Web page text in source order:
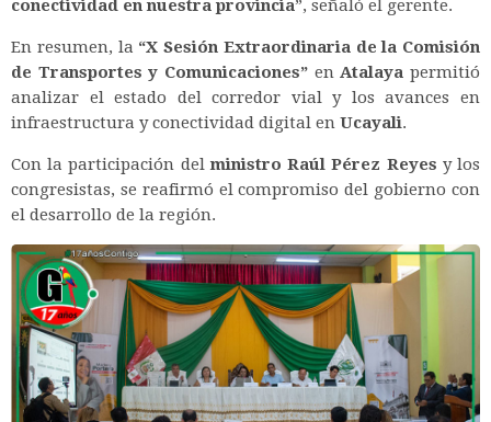
conectividad en nuestra provincia”, señaló el gerente.
En resumen, la “X Sesión Extraordinaria de la Comisión
de Transportes y Comunicaciones” enAtalaya permitió
analizar el estado del corredor vial y los avances en
infraestructura y conectividad digital en Ucayali.
Con la participación delministro Raúl Pérez Reyes y los
congresistas, se reafirmó el compromiso del gobierno con
el desarrollo de la región.